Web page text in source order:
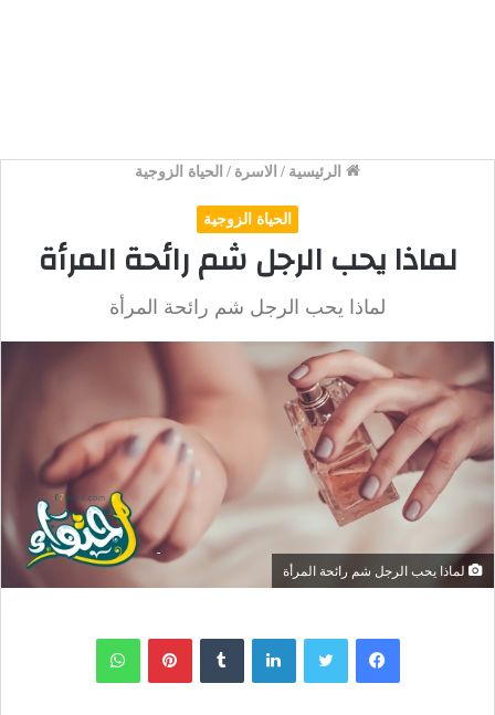
الرئيسية / الاسرة / الحياة الزوجية
الحياة الزوجية
لماذا يحب الرجل شم رائحة المرأة
لماذا يحب الرجل شم رائحة المرأة
لماذا يحب الرجل شم رائحة المرأة
لينكدإن ‏Tumblr بينتيريستواتساب